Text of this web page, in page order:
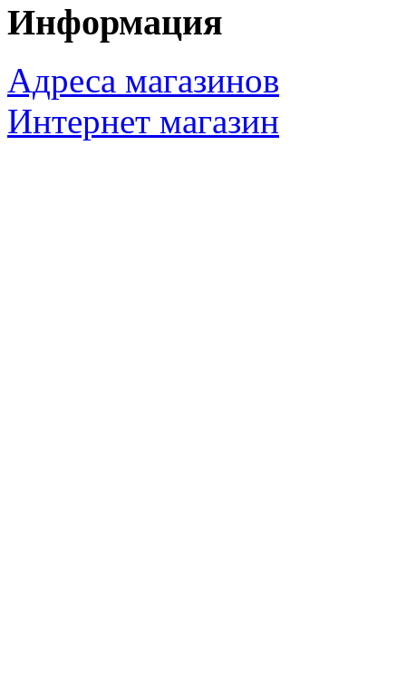
Информация
Адреса магазинов
Интернет магазин